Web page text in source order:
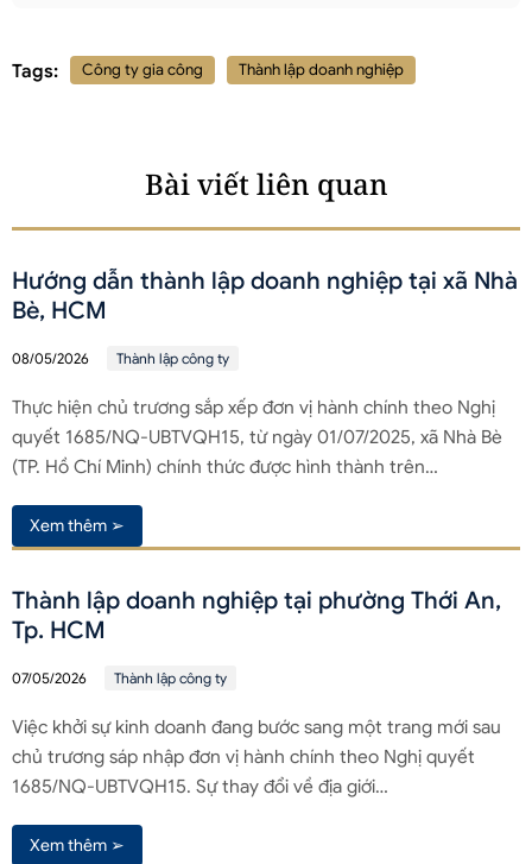
Tags: Công ty gia công Thành lập doanh nghiệp
Bài viết liên quan
Hướng dẫn thành lập doanh nghiệp tại xã Nhà
Bè, HCM
08/05/2026 Thành lập công ty
Thực hiện chủ trương sắp xếp đơn vị hành chính theo Nghị
quyết 1685/NQ-UBTVQH15, từ ngày 01/07/2025, xã Nhà Bè
(TP. Hồ Chí Minh) chính thức được hình thành trên…
Xem thêm ➢
Thành lập doanh nghiệp tại phường Thới An,
Tp. HCM
07/05/2026 Thành lập công ty
Việc khởi sự kinh doanh đang bước sang một trang mới sau
chủ trương sáp nhập đơn vị hành chính theo Nghị quyết
1685/NQ-UBTVQH15. Sự thay đổi về địa giới…
Xem thêm ➢